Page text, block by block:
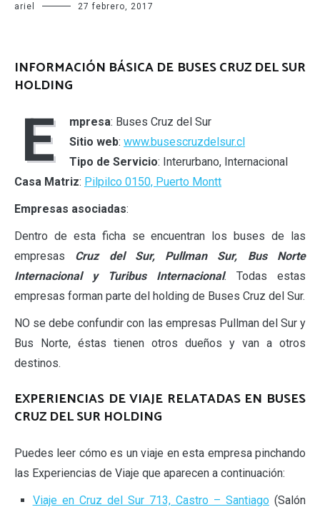
ariel 27 febrero, 2017
INFORMACIÓN BÁSICA DE BUSES CRUZ DEL SUR
HOLDING
E mpresa: Buses Cruz del Sur
Sitio web: www.busescruzdelsur.cl
Tipo de Servicio: Interurbano, Internacional
Casa Matriz: Pilpilco 0150, Puerto Montt
Empresas asociadas:
Dentro de esta ficha se encuentran los buses de las
empresas Cruz del Sur, Pullman Sur, Bus Norte
Internacional y Turibus Internacional. Todas estas
empresas forman parte del holding de Buses Cruz del Sur.
NO se debe confundir con las empresas Pullman del Sur y
Bus Norte, éstas tienen otros dueños y van a otros
destinos.
EXPERIENCIAS DE VIAJE RELATADAS EN BUSES
CRUZ DEL SUR HOLDING
Puedes leer cómo es un viaje en esta empresa pinchando
las Experiencias de Viaje que aparecen a continuación:
Viaje en Cruz del Sur 713, Castro – Santiago(Salón